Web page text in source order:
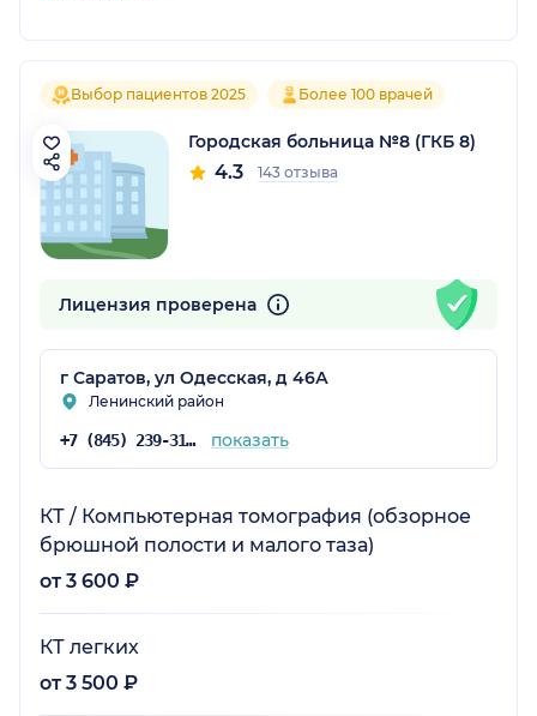
Выбор пациентов 2025 Более 100 врачей
Городская больница №8 (ГКБ 8)
4.3 143 отзыва
Лицензия проверена
г Саратов, ул Одесская, д 46А
Ленинский район
+7 (845) 239-31-74 показать
КТ / Компьютерная томография (обзорное
брюшной полости и малого таза)
от 3 600 ₽
КТ легких
от 3 500 ₽